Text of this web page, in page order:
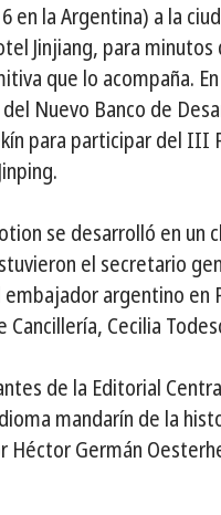
en la Argentina) a la
Jinjiang, para
que lo acompaña.
Nuevo Banco de
para participar del III
se desarrolló en
el secretario
argentino en
Cecilia
de la Editorial
mandarín de la
Héctor Germán